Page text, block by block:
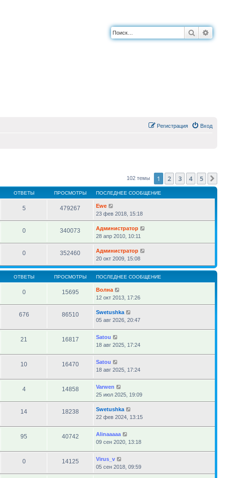
Поиск
Вход
Регистрация
102 темы 1 2 3 4 5
ОТВЕТЫ ПРОСМОТРЫ ПОСЛЕДНЕЕ СООБЩЕНИЕ
5 479267
Ewe
23 фев 2018, 15:18
0 340073
Администратор
28 апр 2010, 10:11
0 352460
Администратор
20 окт 2009, 15:08
ОТВЕТЫ ПРОСМОТРЫ ПОСЛЕДНЕЕ СООБЩЕНИЕ
0 15695
Волна
12 окт 2013, 17:26
676 86510
Swetushka
05 авг 2026, 20:47
21 16817
Satou
18 авг 2025, 17:24
10 16470
Satou
18 авг 2025, 17:24
4 14858
Varwen
25 июл 2025, 19:09
14 18238
Swetushka
22 фев 2024, 13:15
95 40742
Alinaaaaa
09 сен 2020, 13:18
0 14125
Virus_v
05 сен 2018, 09:59